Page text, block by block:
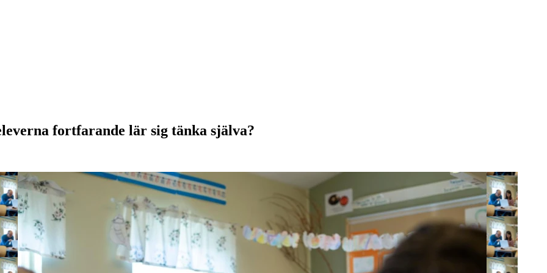
fortfarande lär sig tänka själva?